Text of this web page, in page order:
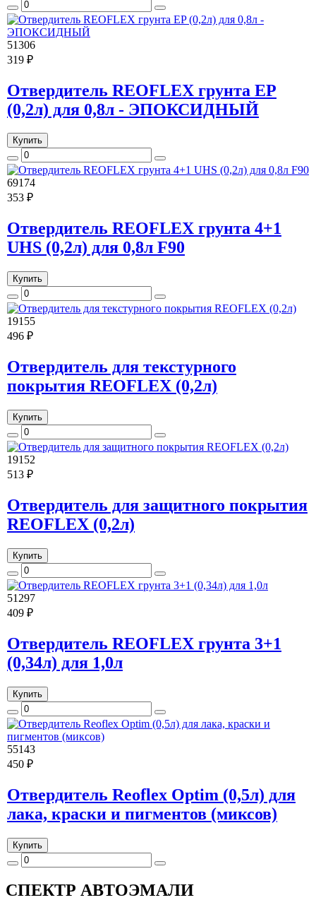
51306
319 ₽
Отвердитель REOFLEX грунта EP
(0,2л) для 0,8л - ЭПОКСИДНЫЙ
Купить
69174
353 ₽
Отвердитель REOFLEX грунта 4+1
UHS (0,2л) для 0,8л F90
Купить
19155
496 ₽
Отвердитель для текстурного
покрытия REOFLEX (0,2л)
Купить
19152
513 ₽
Отвердитель для защитного покрытия
REOFLEX (0,2л)
Купить
51297
409 ₽
Отвердитель REOFLEX грунта 3+1
(0,34л) для 1,0л
Купить
55143
450 ₽
Отвердитель Reoflex Optim (0,5л) для
лака, краски и пигментов (миксов)
Купить
СПЕКТР АВТОЭМАЛИ